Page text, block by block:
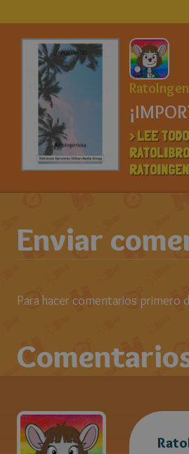
> LEE
Enviar
Para hacer comentarios primero